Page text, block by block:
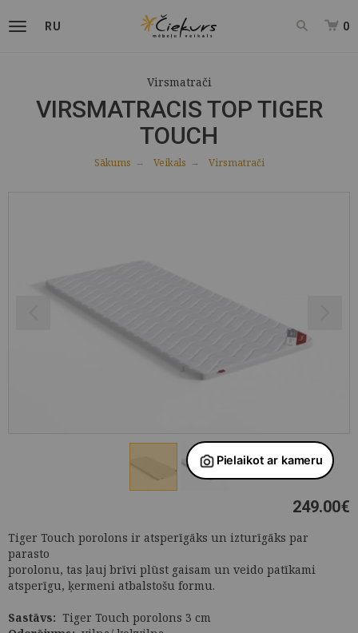
RU 0
Virsmatrači
VIRSMATRACIS TOP TIGER
TOUCH
Sākums Veikals Virsmatrači
249.00€
Tiger Touch porolons ir atsperīgāks un izturīgāks par
parasto
porolonu, tas ļauj brīvi plūst gaisam un veido patīkami
atsperīgu, ķermeni atbalstošu formu.
Sastāvs: Tiger Touch porolons 3 cm